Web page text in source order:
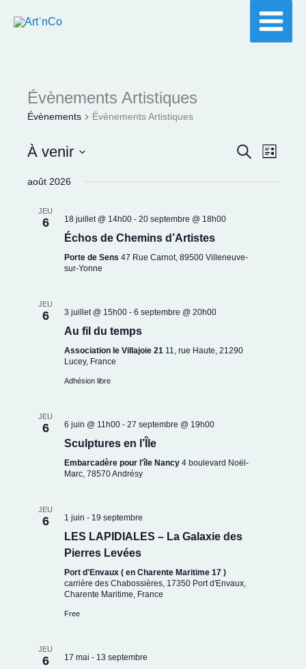
Évènements Artistiques
Évènements Évènements Artistiques
Recherche
Recherche
Liste
À venir
date.
août 2026
JEU
6 18 juillet @ 14h00- 20 septembre @ 18h00
Échos de Chemins d’Artistes
Porte de Sens 47 Rue Carnot, 89500 Villeneuve-
sur-Yonne
JEU
6 3 juillet @ 15h00- 6 septembre @ 20h00
Au fil du temps
Association le Villajoie 21 11, rue Haute, 21290
Lucey, France
Adhésion libre
JEU
6 6 juin @ 11h00- 27 septembre @ 19h00
Sculptures en l’Île
Embarcadère pour l'île Nancy 4 boulevard Noël-
Marc, 78570 Andrésy
JEU
6 1 juin - 19 septembre
LES LAPIDIALES – La Galaxie des
Pierres Levées
Port d'Envaux ( en Charente Maritime 17 )
carrière des Chabossières, 17350 Port d'Envaux,
Charente Maritime, France
Free
JEU
6 17 mai - 13 septembre